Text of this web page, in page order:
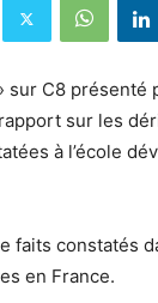
sur C8 présenté
sur les
à l’école
faits constatés
en France.